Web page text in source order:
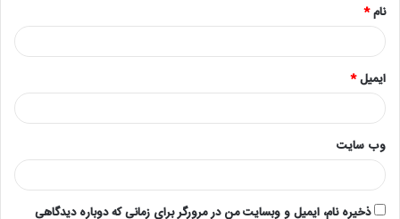
نام*
ایمیل*
وب‌ سایت
ذخیره نام، ایمیل و وبسایت من در مرورگر برای زمانی که دوباره دیدگاهی